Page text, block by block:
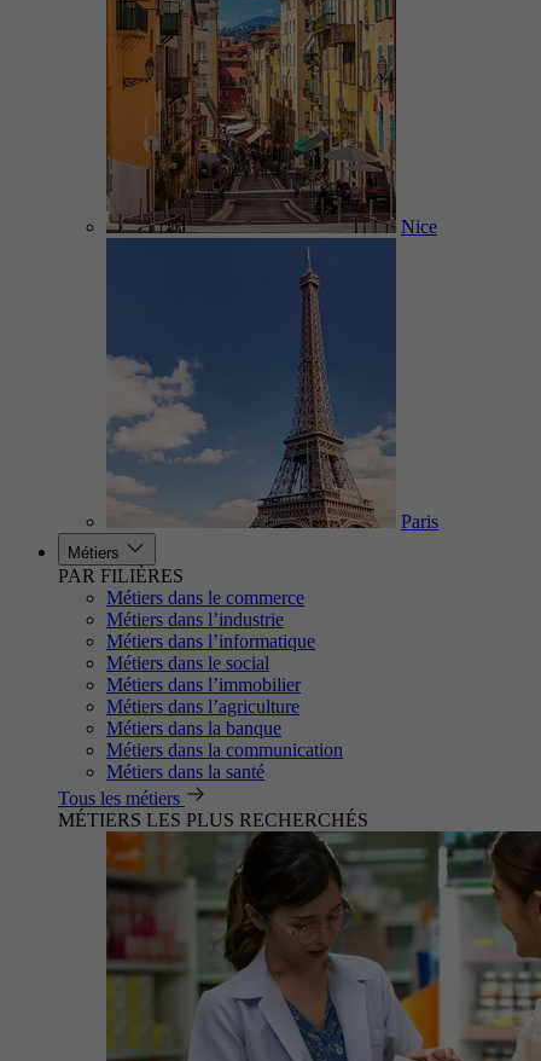
Nice
Paris
Métiers
PAR FILIÈRES
Métiers dans le commerce
Métiers dans l’industrie
Métiers dans l’informatique
Métiers dans le social
Métiers dans l’immobilier
Métiers dans l’agriculture
Métiers dans la banque
Métiers dans la communication
Métiers dans la santé
Tous les métiers
MÉTIERS LES PLUS RECHERCHÉS